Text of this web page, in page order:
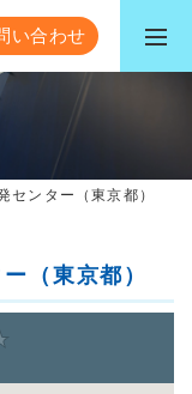
い合わせ
センター（東京都）
（東京都）